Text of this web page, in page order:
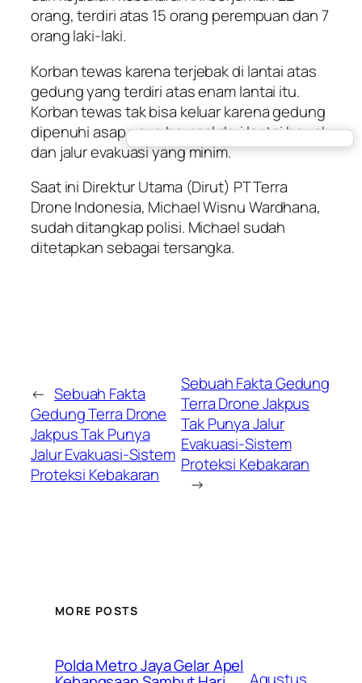
orang, terdiri atas 15 orang perempuan dan 7
orang laki-laki.
Korban tewas karena terjebak di lantai atas
gedung yang terdiri atas enam lantai itu.
Korban tewas tak bisa keluar karena gedung
dipenuhi asap yang berasal dari lantai bawah
dan jalur evakuasi yang minim.
Saat ini Direktur Utama (Dirut) PT Terra
Drone Indonesia, Michael Wisnu Wardhana,
sudah ditangkap polisi. Michael sudah
ditetapkan sebagai tersangka.
← Sebuah Fakta
Gedung Terra Drone
Jakpus Tak Punya
Jalur Evakuasi-Sistem
Proteksi Kebakaran
Sebuah Fakta Gedung
Terra Drone Jakpus
Tak Punya Jalur
Evakuasi-Sistem
Proteksi Kebakaran
→
MORE POSTS
Polda Metro Jaya Gelar Apel